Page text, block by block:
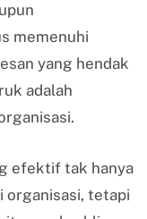
memenuhi
yang hendak
adalah
efektif tak hanya
organisasi, tetapi